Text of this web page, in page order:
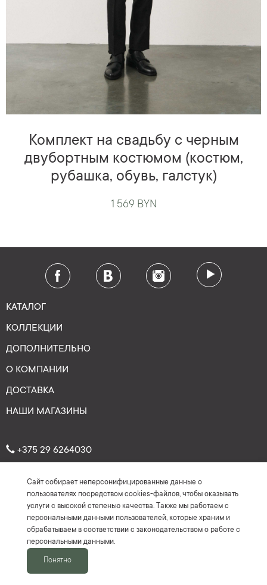
Комплект на свадьбу с черным
двубортным костюмом (костюм,
рубашка, обувь, галстук)
1 569 BYN
КАТАЛОГ
КОЛЛЕКЦИИ
ДОПОЛНИТЕЛЬНО
О КОМПАНИИ
ДОСТАВКА
НАШИ МАГАЗИНЫ
+375 29 6264030
Рейтинг: 4.7 ★ ★★ ★★
(На основе более 150 отзывов)
Сайт собирает неперсонифицированные данные о
пользователях посредством cookies-файлов, чтобы оказывать
услуги с высокой степенью качества. Также мы работаем с
персональными данными пользователей, которые храним и
обрабатываем в соответствии с законодательством о работе с
персональными данными.
Понятно